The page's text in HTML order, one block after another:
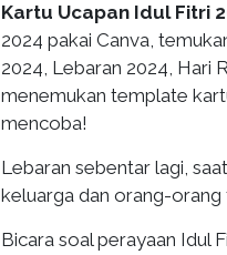
Kartu Ucapan Idul Fitri
2024 pakai Canva,
2024, Lebaran 2024, Hari
menemukan template
mencoba!
Lebaran sebentar lagi,
keluarga dan orang-orang
Bicara soal perayaan Idul